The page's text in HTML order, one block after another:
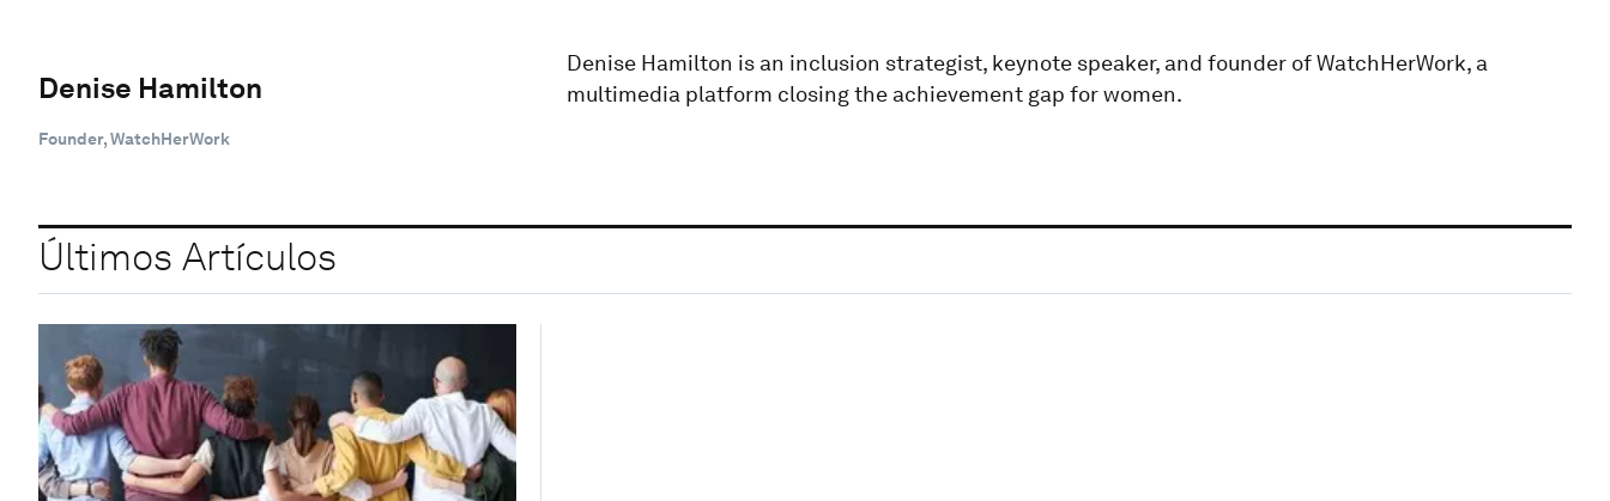
Denise Hamilton
Founder, WatchHerWork
Denise Hamilton is an inclusion strategist, keynote speaker, and founder of WatchHerWork, a
multimedia platform closing the achievement gap for women.
Últimos Artículos